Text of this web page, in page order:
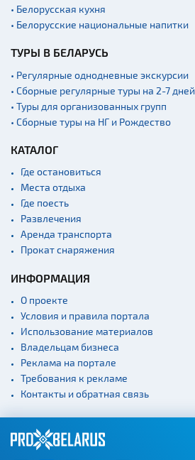
• Белорусская кухня
• Белорусские национальные напитки
ТУРЫ В БЕЛАРУСЬ
• Регулярные однодневные экскурсии
• Сборные регулярные туры на 2-7 дней
• Туры для организованных групп
• Сборные туры на НГ и Рождество
КАТАЛОГ
Где остановиться
Места отдыха
Где поесть
Развлечения
Аренда транспорта
Прокат снаряжения
ИНФОРМАЦИЯ
О проекте
Условия и правила портала
Использование материалов
Владельцам бизнеса
Реклама на портале
Требования к рекламе
Контакты и обратная связь